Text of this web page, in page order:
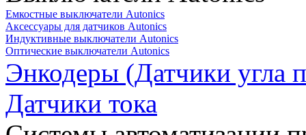
Емкостные выключатели Autonics
Аксессуары для датчиков Autonics
Индуктивные выключатели Autonics
Оптические выключатели Autonics
Энкодеры (Датчики угла
Датчики тока